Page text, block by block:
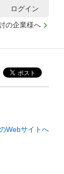
の企業様へ
ログイン
Webサイトへ